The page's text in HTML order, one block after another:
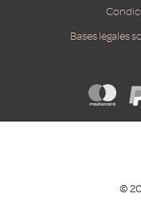
Bases legales
©